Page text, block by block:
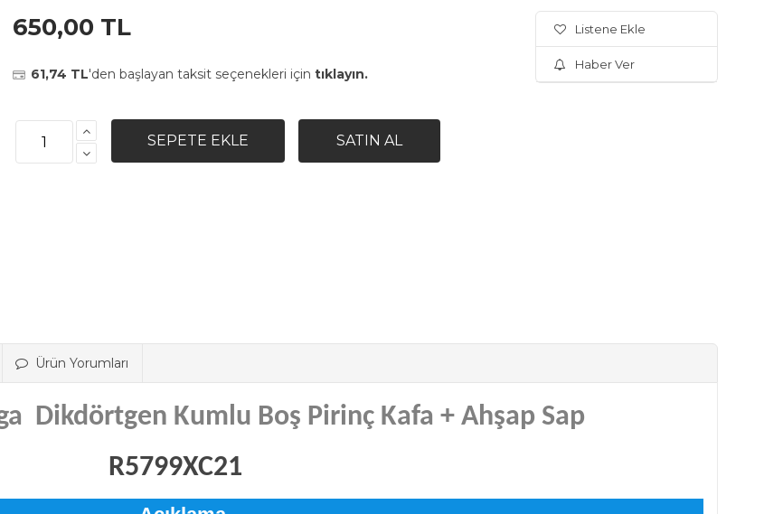
650,00 TL
61,74 TL'den başlayan taksit seçenekleri için tıklayın.
Listene Ekle
Haber Ver
Ürün Yorumları
Dikdörtgen Kumlu Boş Pirinç Kafa + Ahşap Sap
R5799XC21